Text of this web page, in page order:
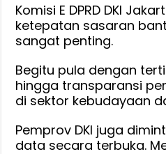
Komisi E DPRD DKI
ketepatan sasaran
sangat penting.
Begitu pula dengan
hingga transparansi
di sektor kebudayaan
Pemprov DKI juga
data secara terbuka.